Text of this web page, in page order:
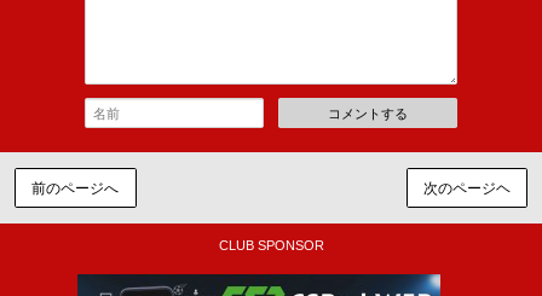
コメントする
前のページへ 次のページヘ
CLUB SPONSOR